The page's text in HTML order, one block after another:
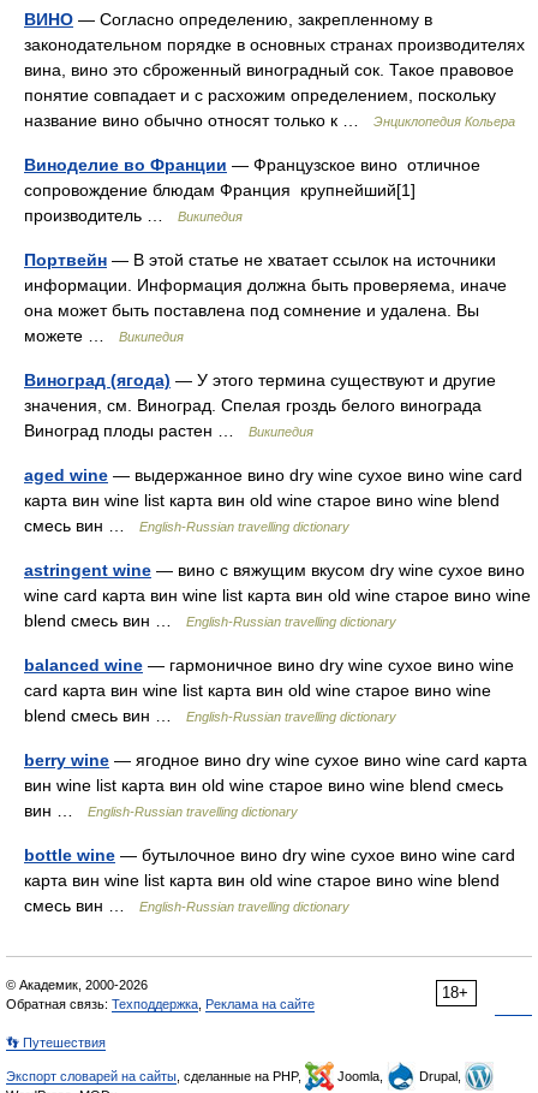
ВИНО — Согласно определению, закрепленному в
законодательном порядке в основных странах производителях
вина, вино это сброженный виноградный сок. Такое правовое
понятие совпадает и с расхожим определением, поскольку
название вино обычно относят только к …
Энциклопедия Кольера
Виноделие во Франции — Французское вино отличное
сопровождение блюдам Франция крупнейший[1]
производитель …
Википедия
Портвейн — В этой статье не хватает ссылок на источники
информации. Информация должна быть проверяема, иначе
она может быть поставлена под сомнение и удалена. Вы
можете …
Википедия
Виноград (ягода) — У этого термина существуют и другие
значения, см. Виноград. Спелая гроздь белого винограда
Виноград плоды растен …
Википедия
aged wine — выдержанное вино dry wine сухое вино wine card
карта вин wine list карта вин old wine старое вино wine blend
смесь вин …
English-Russian travelling dictionary
astringent wine — вино с вяжущим вкусом dry wine сухое вино
wine card карта вин wine list карта вин old wine старое вино wine
blend смесь вин …
English-Russian travelling dictionary
balanced wine — гармоничное вино dry wine сухое вино wine
card карта вин wine list карта вин old wine старое вино wine
blend смесь вин …
English-Russian travelling dictionary
berry wine — ягодное вино dry wine сухое вино wine card карта
вин wine list карта вин old wine старое вино wine blend смесь
вин …
English-Russian travelling dictionary
bottle wine — бутылочное вино dry wine сухое вино wine card
карта вин wine list карта вин old wine старое вино wine blend
смесь вин …
English-Russian travelling dictionary
18+
© Академик, 2000-2026
Обратная связь: Техподдержка Реклама на сайте
👣 Путешествия
Экспорт словарей на сайты , сделанные на PHP, Joomla,
Drupal,